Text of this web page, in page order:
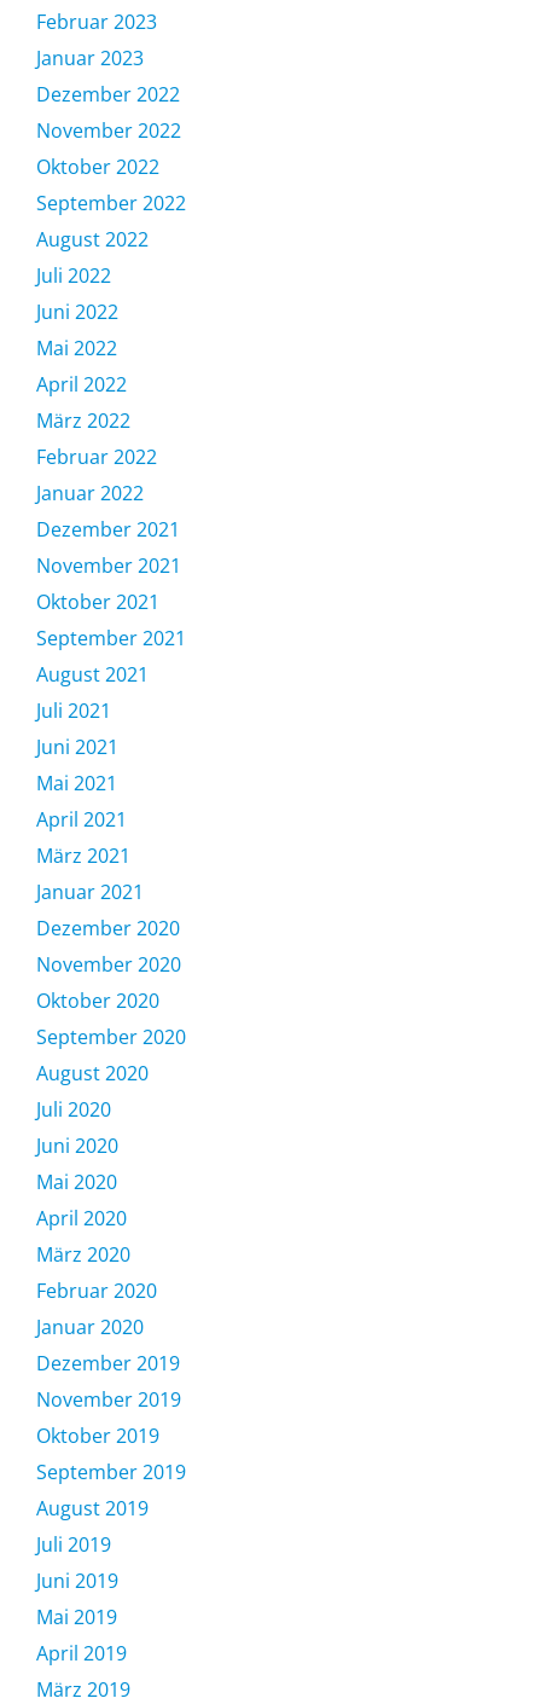
Februar 2023
Januar 2023
Dezember 2022
November 2022
Oktober 2022
September 2022
August 2022
Juli 2022
Juni 2022
Mai 2022
April 2022
März 2022
Februar 2022
Januar 2022
Dezember 2021
November 2021
Oktober 2021
September 2021
August 2021
Juli 2021
Juni 2021
Mai 2021
April 2021
März 2021
Januar 2021
Dezember 2020
November 2020
Oktober 2020
September 2020
August 2020
Juli 2020
Juni 2020
Mai 2020
April 2020
März 2020
Februar 2020
Januar 2020
Dezember 2019
November 2019
Oktober 2019
September 2019
August 2019
Juli 2019
Juni 2019
Mai 2019
April 2019
März 2019